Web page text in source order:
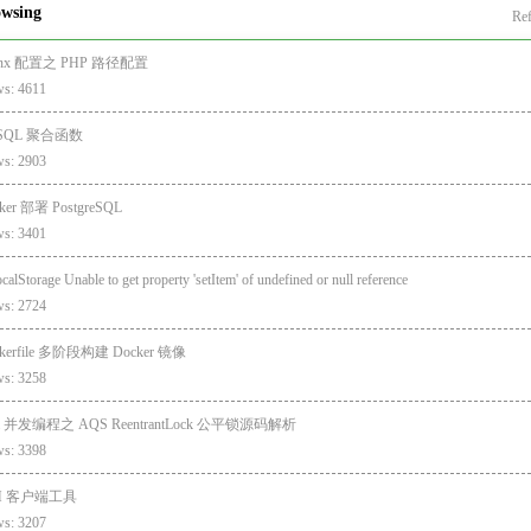
配置之 PHP 路径配置
4611
聚合函数
2903
部署 PostgreSQL
3401
Unable to get property 'setItem' of undefined or null reference
2724
多阶段构建 Docker 镜像
3258
并发编程之 AQS ReentrantLock 公平锁源码解析
3398
客户端工具
3207